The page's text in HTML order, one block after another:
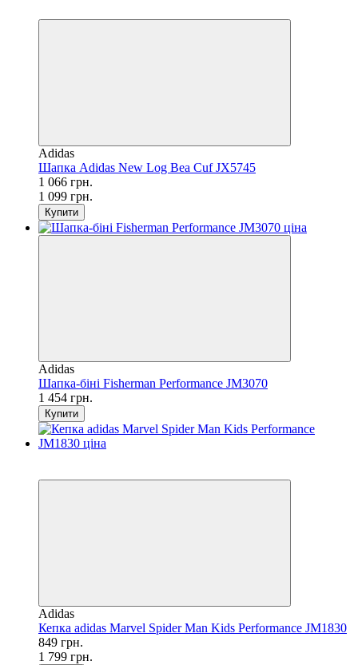
Adidas
Шапка Adidas New Log Bea Cuf JX5745
1 066 грн.
1 099 грн.
Купити
Adidas
Шапка-біні Fisherman Performance JM3070
1 454 грн.
Купити
Adidas
Кепка adidas Marvel Spider Man Kids Performance JM1830
849 грн.
1 799 грн.